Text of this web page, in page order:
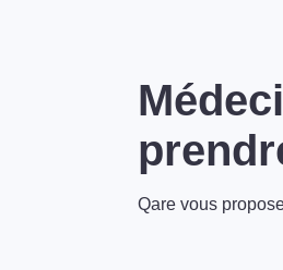
Qare vous